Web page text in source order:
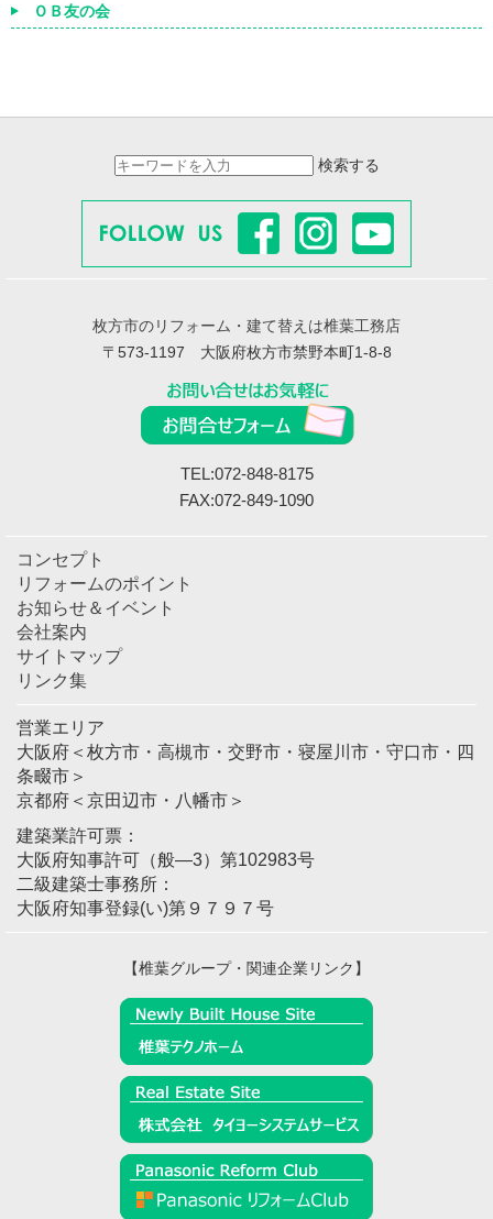
ＯＢ友の会
検索する
枚方市のリフォーム・建て替えは椎葉工務店
〒573-1197 大阪府枚方市禁野本町1-8-8
TEL:072-848-8175
FAX:072-849-1090
コンセプト
リフォームのポイント
お知らせ＆イベント
会社案内
サイトマップ
リンク集
営業エリア
大阪府＜枚方市・高槻市・交野市・寝屋川市・守口市・四
条畷市＞
京都府＜京田辺市・八幡市＞
建築業許可票：
大阪府知事許可（般―3）第102983号
二級建築士事務所：
大阪府知事登録(い)第９７９７号
【椎葉グループ・関連企業リンク】